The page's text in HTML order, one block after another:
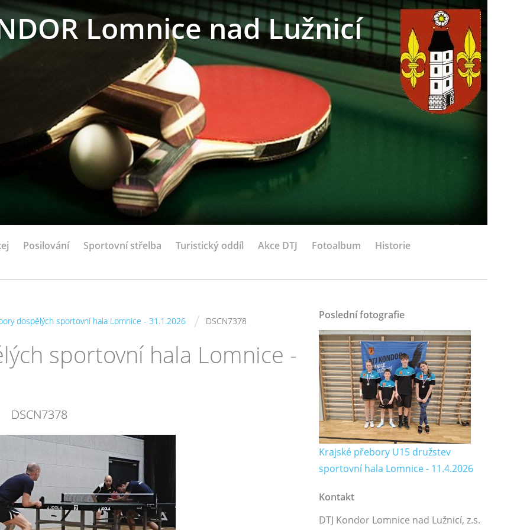
Lomnice nad Lužnicí
Posilování Sportovní střelba Turistický oddíl Akce DTJ Fotoalbum Historie
dospělých sportovní hala Lomnice - 31.1.2026 / DSCN7378
sportovní hala Lomnice -
DSCN7378
Poslední fotografie
Krajské přebory U15 družstev
sportovní hala Lomnice - 11.4.2026
Kontakt
DTJ Kondor Lomnice nad Lužnicí, z.s.